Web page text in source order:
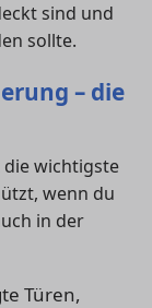
sind und
sollte.
– die
wichtigste
wenn du
in der
Türen,